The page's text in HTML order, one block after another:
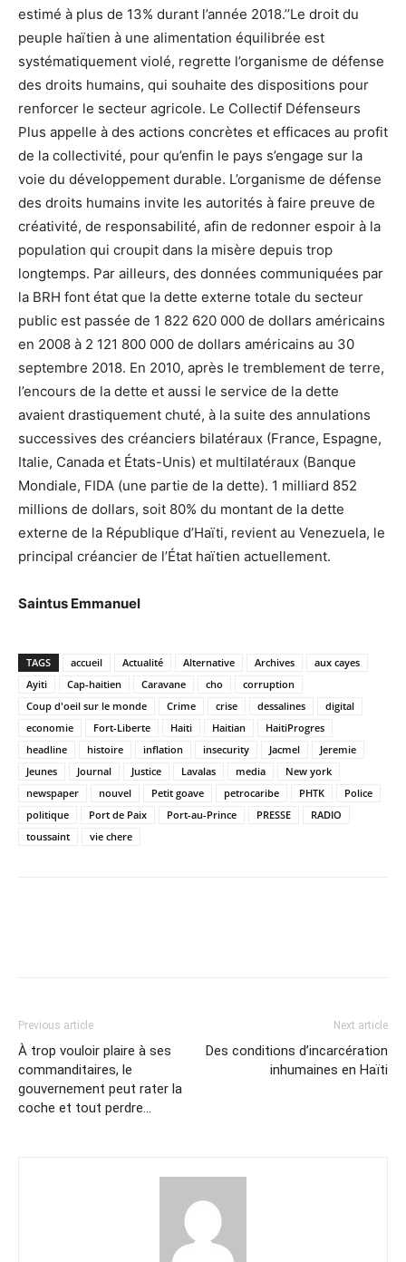
estimé à plus de 13% durant l’année 2018.’’Le droit du
peuple haïtien à une alimentation équilibrée est
systématiquement violé, regrette l’organisme de défense
des droits humains, qui souhaite des dispositions pour
renforcer le secteur agricole. Le Collectif Défenseurs
Plus appelle à des actions concrètes et efficaces au profit
de la collectivité, pour qu’enfin le pays s’engage sur la
voie du développement durable. L’organisme de défense
des droits humains invite les autorités à faire preuve de
créativité, de responsabilité, afin de redonner espoir à la
population qui croupit dans la misère depuis trop
longtemps. Par ailleurs, des données communiquées par
la BRH font état que la dette externe totale du secteur
public est passée de 1 822 620 000 de dollars américains
en 2008 à 2 121 800 000 de dollars américains au 30
septembre 2018. En 2010, après le tremblement de terre,
l’encours de la dette et aussi le service de la dette
avaient drastiquement chuté, à la suite des annulations
successives des créanciers bilatéraux (France, Espagne,
Italie, Canada et États-Unis) et multilatéraux (Banque
Mondiale, FIDA (une partie de la dette). 1 milliard 852
millions de dollars, soit 80% du montant de la dette
externe de la République d’Haïti, revient au Venezuela, le
principal créancier de l’État haïtien actuellement.
Saintus Emmanuel
TAGS accueil Actualité Alternative Archives
aux cayes
Ayiti
Cap-haitien Caravane cho
corruption
Coup d'oeil sur le monde
Crime crise dessalines
digital
economie
Fort-Liberte Haiti Haitian
HaitiProgres
headline
histoire inflation insecurity Jacmel
Jeremie
Jeunes
Journal Justice Lavalas media
New york
newspaper
nouvel Petit goave petrocaribe PHTK
Police
politique
Port de Paix Port-au-Prince PRESSE
RADIO
toussaint
vie chere
Previous article
À trop vouloir plaire à ses
commanditaires, le
gouvernement peut rater la
coche et tout perdre…
Next article
Des conditions d’incarcération
inhumaines en Haïti